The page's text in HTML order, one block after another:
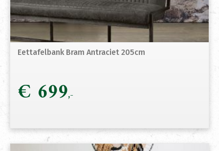
Eettafelbank Bram Antraciet 205cm
€ 699